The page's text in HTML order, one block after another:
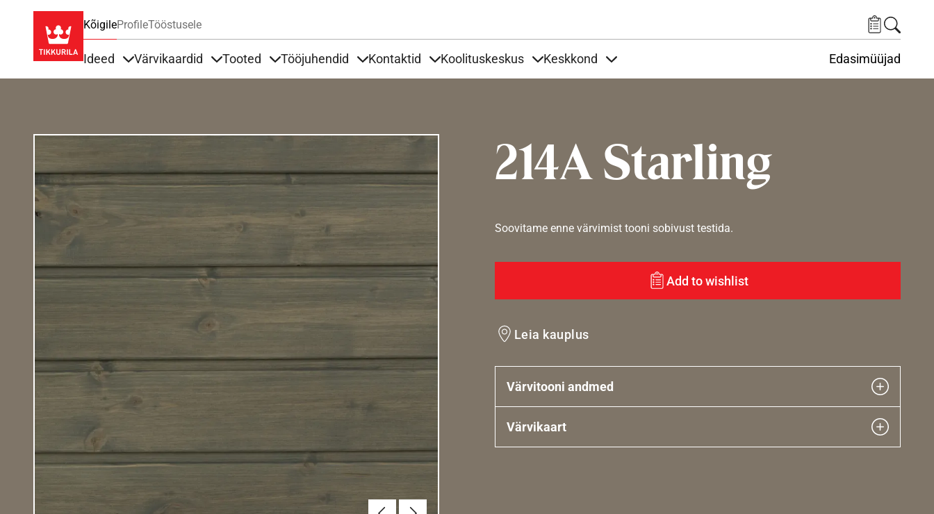
KõigileProfileTööstusele
Ideed Värvikaardid Tooted Tööjuhendid Kontaktid Koolituskeskus Keskkond Edasimüüjad
214A Starling
EelmineJärgmine
Soovitame enne värvimist tooni sobivust testida.
Add to wishlist
Leia kauplus
Värvitooni andmed
Värvikaart